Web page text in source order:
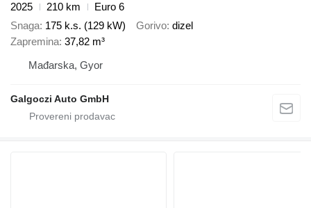
2025
210 km
Euro 6
Snaga 175 k.s. (129 kW) Gorivo dizel
Zapremina 37,82 m³
Mađarska, Gyor
Galgoczi Auto GmbH